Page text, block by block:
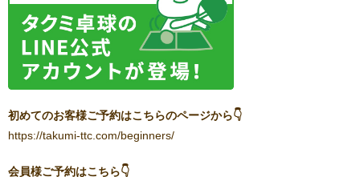
初めてのお客様ご予約はこちらのページから👇
https://takumi-ttc.com/beginners/
会員様ご予約はこちら👇